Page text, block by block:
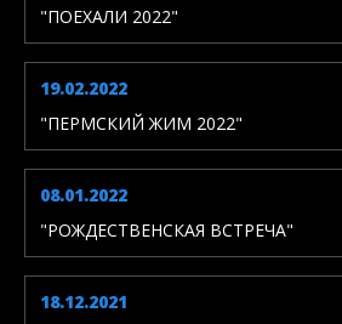
"ПОЕХАЛИ 2022"
19.02.2022
"ПЕРМСКИЙ ЖИМ 2022"
08.01.2022
"РОЖДЕСТВЕНСКАЯ ВСТРЕЧА"
18.12.2021